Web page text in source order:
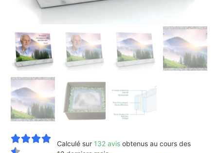
Calculé sur 132 avisobtenus au cours des